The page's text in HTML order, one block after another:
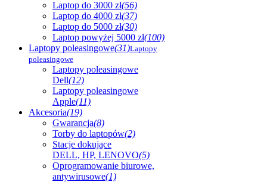
Laptop do 3000 zł(56)
Laptop do 4000 zł(37)
Laptop do 5000 zł(30)
Laptop powyżej 5000 zł(100)
Laptopy poleasingowe(31)Laptopy
poleasingowe
Laptopy poleasingowe
Dell(12)
Laptopy poleasingowe
Apple(11)
Akcesoria(19)
Gwarancja(8)
Torby do laptopów(2)
Stacje dokujące
DELL, HP, LENOVO(5)
Oprogramowanie biurowe,
antywirusowe(1)